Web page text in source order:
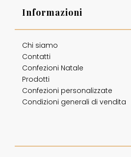
Informazioni
Chi siamo
Contatti
Confezioni Natale
Prodotti
Confezioni personalizzate
Condizioni generali di vendita